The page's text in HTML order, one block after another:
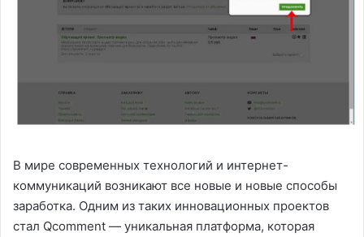
В мире современных технологий и интернет-
коммуникаций возникают все новые и новые способы
заработка. Одним из таких инновационных проектов
стал Qcomment — уникальная платформа, которая